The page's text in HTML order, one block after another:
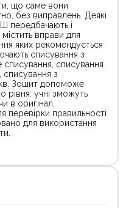
що саме вони
без виправлень. Деякі
передбачають і
вправи для
яких рекомендується
списування з
списування, списування
з
Зошит допоможе
рівня: учні зможуть
в оригінал,
перевірки правильності
для використання